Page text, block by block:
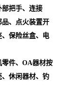
把手、连接
、点火装置开
保险丝盒、电
件、OA器材按
休闲器材、钓